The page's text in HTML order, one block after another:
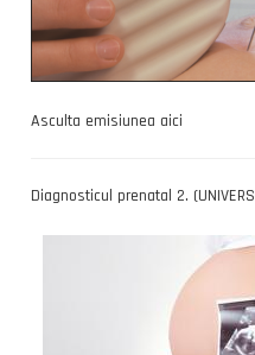
Asculta emisiunea aici
Diagnosticul prenatal 2.